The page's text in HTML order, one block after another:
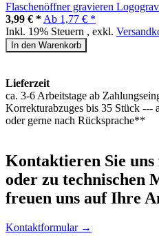
Flaschenöffner gravieren
3,99 € * Ab 1,77 € *
Inkl. 19% Steuern , exkl.
In den Warenkorb
Lieferzeit
ca. 3-6 Arbeitstage ab
Korrekturabzuges bis 35 Stück ---
oder gerne nach Rücksprache**
Kontaktieren Sie
oder zu technischen
freuen uns auf Ihre
Kontaktformular →